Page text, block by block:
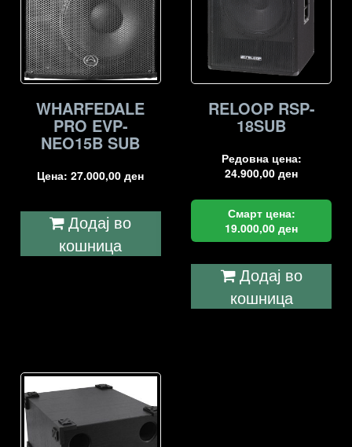
WHARFEDALE
PRO EVP-
NEO15B SUB
Цена:27.000,00ден
Додај во
кошница
RELOOP RSP-
18SUB
Редовна цена:
24.900,00ден
Смарт цена:
19.000,00ден
Додај во
кошница